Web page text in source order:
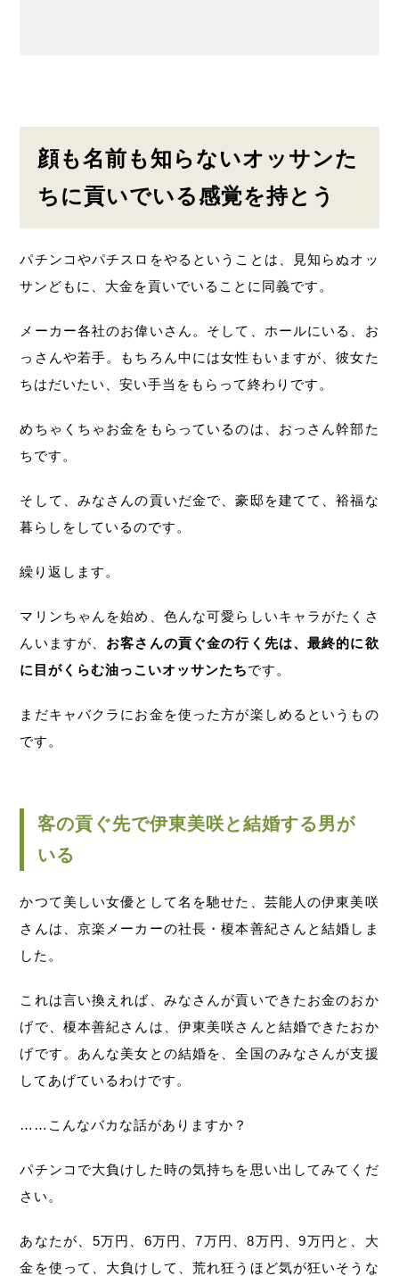
顔も名前も知らないオッサンた
ちに貢いでいる感覚を持とう
パチンコやパチスロをやるということは、見知らぬオッ
サンどもに、大金を貢いでいることに同義です。
メーカー各社のお偉いさん。そして、ホールにいる、お
っさんや若手。もちろん中には女性もいますが、彼女た
ちはだいたい、安い手当をもらって終わりです。
めちゃくちゃお金をもらっているのは、おっさん幹部た
ちです。
そして、みなさんの貢いだ金で、豪邸を建てて、裕福な
暮らしをしているのです。
繰り返します。
マリンちゃんを始め、色んな可愛らしいキャラがたくさ
んいますが、 お客さんの貢ぐ金の行く先は、最終的に欲
に目がくらむ油っこいオッサンたちです。
まだキャバクラにお金を使った方が楽しめるというもの
です。
客の貢ぐ先で伊東美咲と結婚する男が
いる
かつて美しい女優として名を馳せた、芸能人の伊東美咲
さんは、京楽メーカーの社長・榎本善紀さんと結婚しま
した。
これは言い換えれば、みなさんが貢いできたお金のおか
げで、榎本善紀さんは、伊東美咲さんと結婚できたおか
げです。あんな美女との結婚を、全国のみなさんが支援
してあげているわけです。
……こんなバカな話がありますか？
パチンコで大負けした時の気持ちを思い出してみてくだ
さい。
あなたが、5万円、6万円、7万円、8万円、9万円と、大
金を使って、大負けして、荒れ狂うほど気が狂いそうな